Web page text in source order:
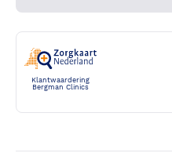
Klantwaardering
Bergman Clinics